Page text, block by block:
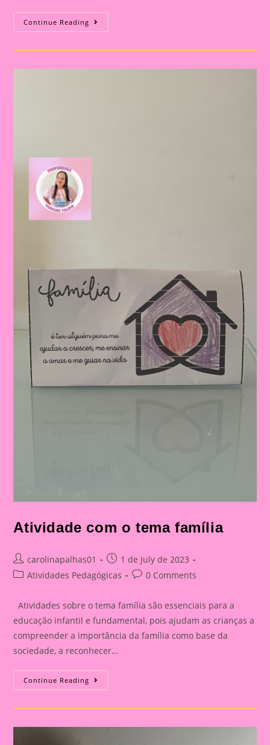
Continue Reading Atividade
Com
Atividade com o tema família
Post
author:
carolinapalhas01
Post
published:
1 de July de 2023
PostAtividades Pedagógicas
Post0 Comments
Atividades sobre o tema família são essenciais para a
educação infantil e fundamental, pois ajudam as crianças a
compreender a importância da família como base da
sociedade, a reconhecer…
Continue Reading Atividade
Com